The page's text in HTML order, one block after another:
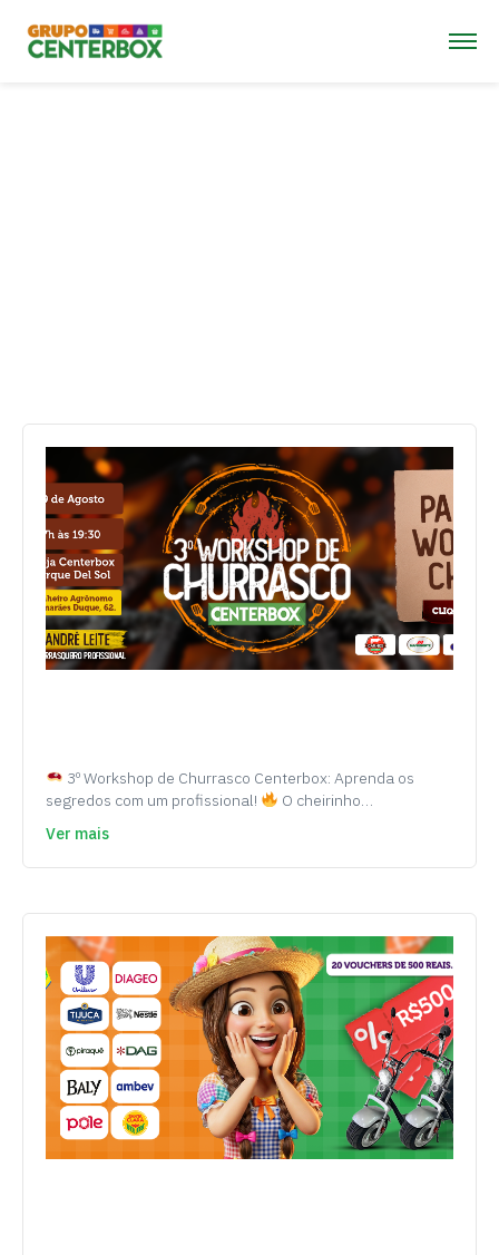
3º Workshop de Churrasco Centerbox: Aprenda os
segredos com um profissional!
O cheirinho…
Ver mais